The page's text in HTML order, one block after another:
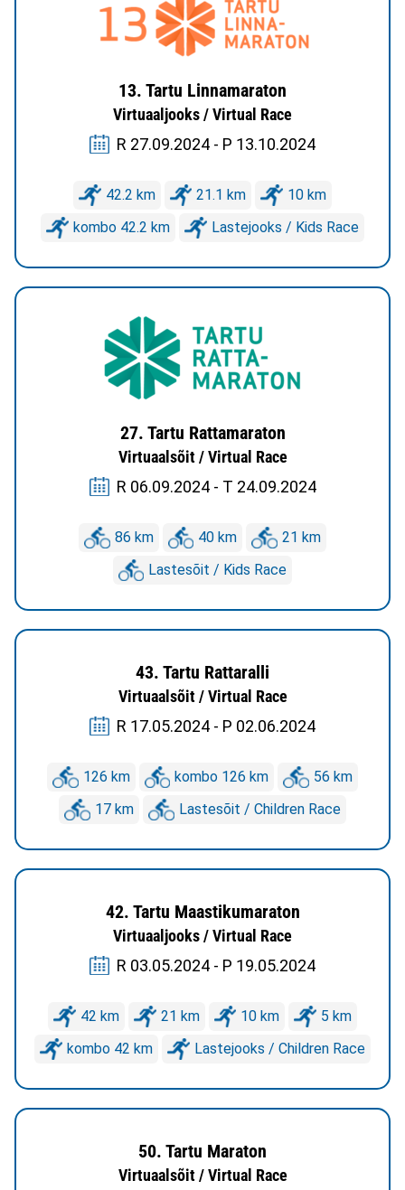
13. Tartu Linnamaraton
Virtuaaljooks / Virtual Race
R 27.09.2024 - P 13.10.2024
42.2 km 21.1 km
10 km
kombo 42.2 km
Lastejooks / Kids Race
27. Tartu Rattamaraton
Virtuaalsõit / Virtual Race
R 06.09.2024 - T 24.09.2024
86 km 40 km
21 km
Lastesõit / Kids Race
43. Tartu Rattaralli
Virtuaalsõit / Virtual Race
R 17.05.2024 - P 02.06.2024
126 km kombo 126 km
56 km
17 km
Lastesõit / Children Race
42. Tartu Maastikumaraton
Virtuaaljooks / Virtual Race
R 03.05.2024 - P 19.05.2024
42 km 21 km 10 km
5 km
kombo 42 km
Lastejooks / Children Race
50. Tartu Maraton
Virtuaalsõit / Virtual Race